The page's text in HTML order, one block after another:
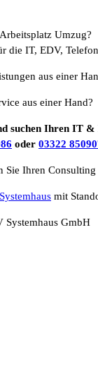
Umzug?
die IT, EDV,
aus einer
aus einer Hand?
suchen Ihren IT
oder 03322
Sie Ihren
mit
GmbH